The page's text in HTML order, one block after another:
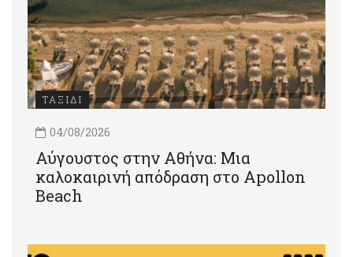
ΤΑΞΙΔΙ
04/08/2026
Αύγουστος στην Αθήνα: Μια
καλοκαιρινή απόδραση στο Apollon
Beach